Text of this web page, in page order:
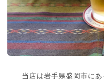
当店は岩手県盛岡市にあ